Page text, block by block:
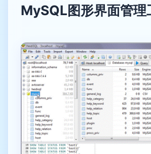
MySQL图形界面管理